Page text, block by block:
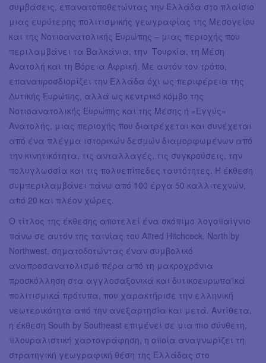
συμβάσεις, επανατοποθετώντας την Ελλάδα στο πλαίσιο
μιας ευρύτερης πολιτισμικής γεωγραφίας της Μεσογείου
και της Νοτιοανατολικής Ευρώπης – μιας περιοχής που
περιλαμβάνει τα Βαλκάνια, την Τουρκία, τη Μέση
Ανατολή και τη Βόρεια Αφρική. Με αυτόν τον τρόπο,
επαναπροσδιορίζει την Ελλάδα όχι ως περιφέρεια της
Δυτικής Ευρώπης, αλλά ως κεντρικό κόμβο της
Νοτιοανατολικής Ευρώπης και της Μέσης ή «Εγγύς»
Ανατολής, μιας περιοχής που διατρέχεται και συνέχεται
από ένα πλέγμα ιστορικών δεσμών διαμορφωμένων από
την κινητικότητα, τις ανταλλαγές, τις συγκρούσεις, την
πολυγλωσσία και τις πολυεπίπεδες ταυτότητες. H έκθεση
συμπεριλαμβάνει πάνω από 100 έργα 50 καλλιτεχνών,
από 20 και πλέον χώρες.
Ο τίτλος της έκθεσης αποτελεί ένα σκόπιμο λογοπαίγνιο
πάνω σε αυτόν της ταινίας του Alfred Hitchcock, North by
Northwest, σηματοδοτώντας έναν συμβολικό
αναπροσανατολισμό πέρα από τη μακροχρόνια
προσκόλληση στα αγγλοσαξονικά και δυτικοευρωπαϊκά
πολιτισμικά πρότυπα, που χαρακτήρισε την ελληνική
νεωτερικότητα από την ανεξαρτησία και μετά. Αντίθετα,
η έκθεση South by Southeast επιμένει σε μια πιο σύνθετη,
πλουραλιστική χαρτογράφηση, η οποία αναγνωρίζει τη
στρατηγική γεωγραφική θέση της Ελλάδας στο